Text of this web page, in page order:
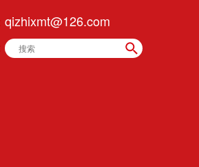
qizhixmt@126.com